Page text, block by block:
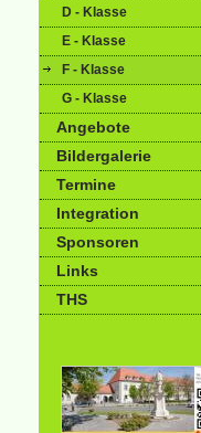
D - Klasse
E - Klasse
F - Klasse
G - Klasse
Angebote
Bildergalerie
Termine
Integration
Sponsoren
Links
THS